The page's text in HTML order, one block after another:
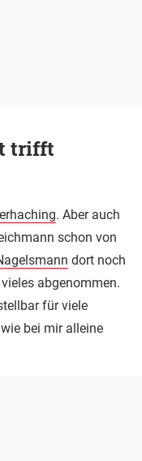
trifft
. Aber auch
schon von
dort noch
abgenommen.
für viele
bei mir alleine